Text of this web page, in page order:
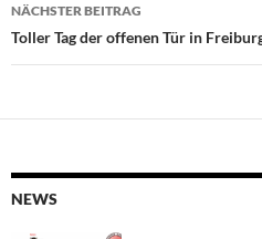
NÄCHSTER BEITRAG
Toller Tag der offenen Tür in
NEWS